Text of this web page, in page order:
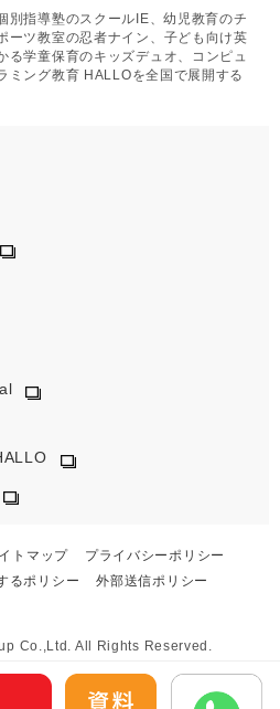
別指導塾のスクールIE、幼児教育のチ
ーツ教室の忍者ナイン、子ども向け英
る学童保育のキッズデュオ、コンピュ
ミング教育 HALLOを全国で展開する
トマップ
プライバシーポリシー
るポリシー
外部送信ポリシー
Co.,Ltd. All Rights Reserved.